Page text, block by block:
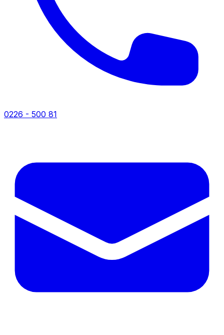
0226 - 500 81